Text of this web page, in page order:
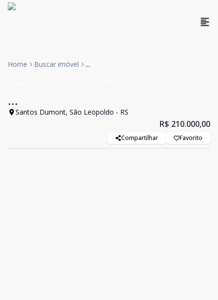
Home Buscar imóvel ...
...
Santos Dumont, São Leopoldo - RS
R$ 210.000,00
Compartilhar Favorito